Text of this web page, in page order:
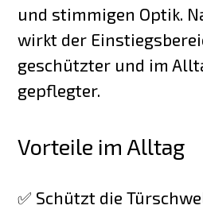
und stimmigen Optik.
wirkt der
geschützter und im
gepflegter.
Vorteile im Alltag
✅ Schützt die